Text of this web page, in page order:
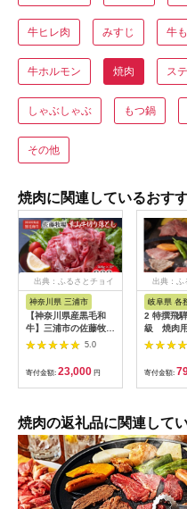
牛ヒレ肉 みすじ 牛
牛ホルモン 焼肉 ス
しゃぶしゃぶ もつ鍋
その他
焼肉に関連しているおす
出典：ふるさとチョイ
神奈川県 三浦市
【神奈川県産黒毛和
牛】三浦市の佐藤牧場
が育てた葉山牛 切り
落とし3P M079-
5.0
寄付金額: 23,000 円
出典：ふ
岐阜県 各
2 特撰飛
級 焼肉
寄付金額:
焼肉の返礼品に関連して